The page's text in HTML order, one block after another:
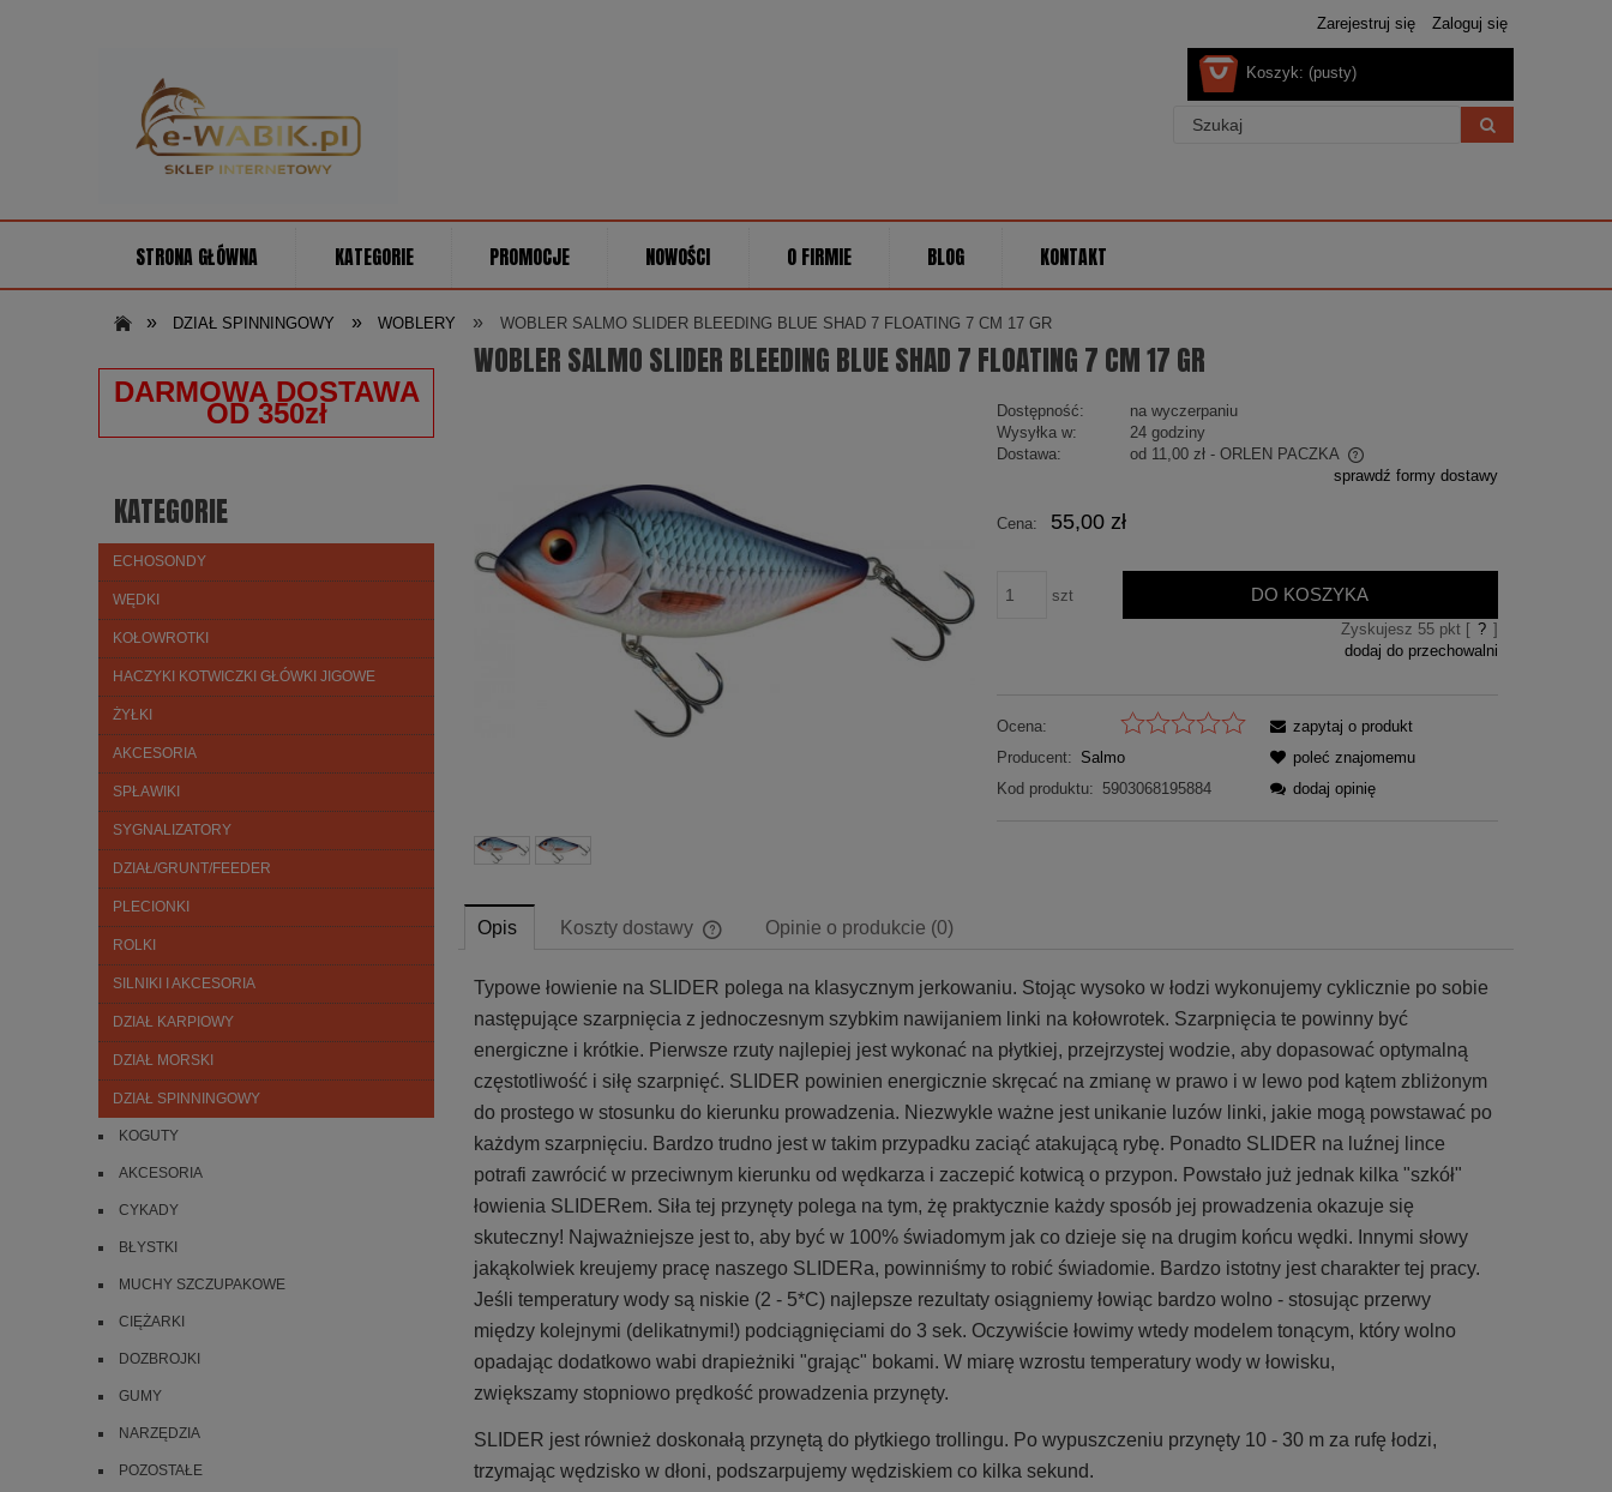
Zarejestruj się Zaloguj się
Koszyk: (pusty)
STRONA GŁÓWNA KATEGORIE PROMOCJE NOWOŚCI O FIRMIE BLOG KONTAKT
» DZIAŁ SPINNINGOWY » WOBLERY » WOBLER SALMO SLIDER BLEEDING BLUE SHAD 7 FLOATING 7 CM 17 GR
DARMOWA DOSTAWA
OD 350zł
KATEGORIE
ECHOSONDY
WĘDKI
KOŁOWROTKI
HACZYKI KOTWICZKI GŁÓWKI JIGOWE
ŻYŁKI
AKCESORIA
SPŁAWIKI
SYGNALIZATORY
DZIAŁ/GRUNT/FEEDER
PLECIONKI
ROLKI
SILNIKI I AKCESORIA
DZIAŁ KARPIOWY
DZIAŁ MORSKI
DZIAŁ SPINNINGOWY
KOGUTY
AKCESORIA
CYKADY
BŁYSTKI
MUCHY SZCZUPAKOWE
CIĘŻARKI
DOZBROJKI
GUMY
NARZĘDZIA
POZOSTAŁE
WOBLER SALMO SLIDER BLEEDING BLUE SHAD 7 FLOATING 7 CM 17 GR
Dostępność:
na wyczerpaniu
Wysyłka w:
24 godziny
Dostawa:
od 11,00 zł - ORLEN PACZKA
płatności
sprawdź formy dostawy
Cena: 55,00 zł
szt DO KOSZYKA
Zyskujesz 55pkt [ ? ]
dodaj do przechowalni
Ocena:
Producent: Salmo
Kod produktu: 5903068195884
zapytaj o produkt
poleć znajomemu
dodaj opinię
Opis Koszty dostawy
Cena nie zawiera ewentualnych kosztów
płatności
Opinie o produkcie (0)
Typowe łowienie na SLIDER polega na klasycznym jerkowaniu. Stojąc wysoko w łodzi wykonujemy cyklicznie po sobie
następujące szarpnięcia z jednoczesnym szybkim nawijaniem linki na kołowrotek. Szarpnięcia te powinny być
energiczne i krótkie. Pierwsze rzuty najlepiej jest wykonać na płytkiej, przejrzystej wodzie, aby dopasować optymalną
częstotliwość i siłę szarpnięć. SLIDER powinien energicznie skręcać na zmianę w prawo i w lewo pod kątem zbliżonym
do prostego w stosunku do kierunku prowadzenia. Niezwykle ważne jest unikanie luzów linki, jakie mogą powstawać po
każdym szarpnięciu. Bardzo trudno jest w takim przypadku zaciąć atakującą rybę. Ponadto SLIDER na luźnej lince
potrafi zawrócić w przeciwnym kierunku od wędkarza i zaczepić kotwicą o przypon. Powstało już jednak kilka "szkół"
łowienia SLIDERem. Siła tej przynęty polega na tym, żę praktycznie każdy sposób jej prowadzenia okazuje się
skuteczny! Najważniejsze jest to, aby być w 100% świadomym jak co dzieje się na drugim końcu wędki. Innymi słowy
jakąkolwiek kreujemy pracę naszego SLIDERa, powinniśmy to robić świadomie. Bardzo istotny jest charakter tej pracy.
Jeśli temperatury wody są niskie (2 - 5*C) najlepsze rezultaty osiągniemy łowiąc bardzo wolno - stosując przerwy
między kolejnymi (delikatnymi!) podciągnięciami do 3 sek. Oczywiście łowimy wtedy modelem tonącym, który wolno
opadając dodatkowo wabi drapieżniki "grając" bokami. W miarę wzrostu temperatury wody w łowisku,
zwiększamy stopniowo prędkość prowadzenia przynęty.
SLIDER jest również doskonałą przynętą do płytkiego trollingu. Po wypuszczeniu przynęty 10 - 30 m za rufę łodzi,
trzymając wędzisko w dłoni, podszarpujemy wędziskiem co kilka sekund.